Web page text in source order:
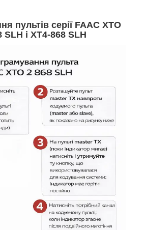
пультів серії FAAC XTO
SLH і XT4-868 SLH